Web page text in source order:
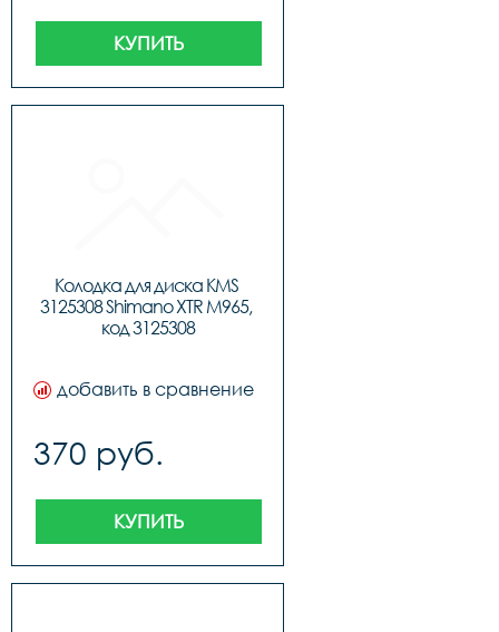
КУПИТЬ
Колодка для диска KMS
3125308 Shimano XTR M965,
код 3125308
добавить в сравнение
370 руб.
КУПИТЬ